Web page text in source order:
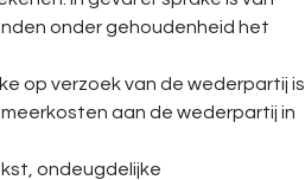
onder gehoudenheid het
op verzoek van de wederpartij is
aan de wederpartij in
ondeugdelijke